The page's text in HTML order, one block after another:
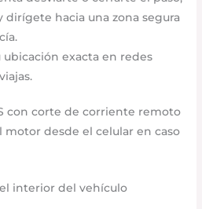
dirígete hacia una zona segura
exacta en redes
con corte de corriente remoto
desde el celular en caso
interior del vehículo